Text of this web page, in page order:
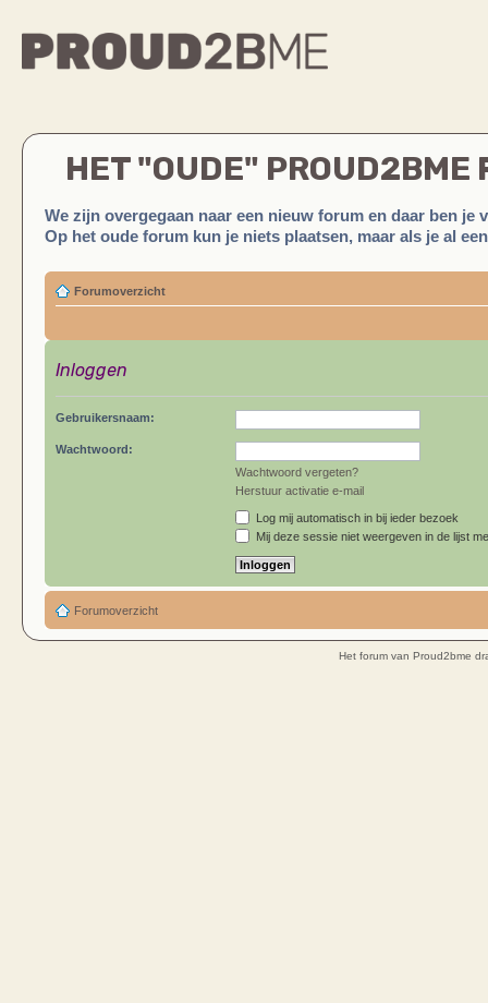
HET "OUDE" PROUD2BME
We zijn overgegaan naar een nieuw forum en daar ben je
Op het oude forum kun je niets plaatsen, maar als je al
Forumoverzicht
Inloggen
Gebruikersnaam:
Wachtwoord:
Wachtwoord vergeten?
Herstuur activatie e-mail
Log mij automatisch in bij ieder bezoek
Mij deze sessie niet weergeven in de lijst
Forumoverzicht
Het forum van Proud2bme